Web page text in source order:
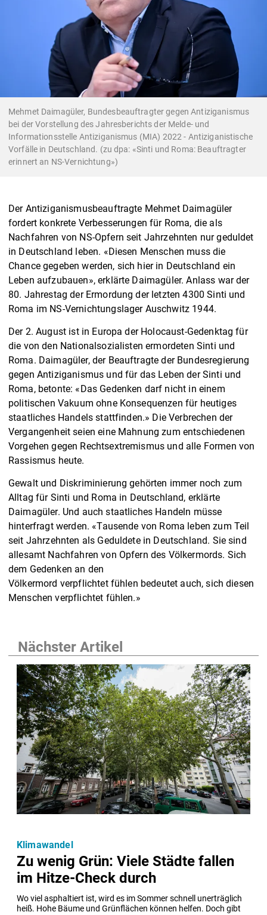
Mehmet Daimagüler, Bundesbeauftragter gegen Antiziganismus
bei der Vorstellung des Jahresberichts der Melde- und
Informationsstelle Antiziganismus (MIA) 2022 - Antiziganistische
Vorfälle in Deutschland. (zu dpa: «Sinti und Roma: Beauftragter
erinnert an NS-Vernichtung»)
Der Antiziganismusbeauftragte Mehmet Daimagüler
fordert konkrete Verbesserungen für Roma, die als
Nachfahren von NS-Opfern seit Jahrzehnten nur geduldet
in Deutschland leben. «Diesen Menschen muss die
Chance gegeben werden, sich hier in Deutschland ein
Leben aufzubauen», erklärte Daimagüler. Anlass war der
80. Jahrestag der Ermordung der letzten 4300 Sinti und
Roma im NS-Vernichtungslager Auschwitz 1944.
Der 2. August ist in Europa der Holocaust-Gedenktag für
die von den Nationalsozialisten ermordeten Sinti und
Roma. Daimagüler, der Beauftragte der Bundesregierung
gegen Antiziganismus und für das Leben der Sinti und
Roma, betonte: «Das Gedenken darf nicht in einem
politischen Vakuum ohne Konsequenzen für heutiges
staatliches Handels stattfinden.» Die Verbrechen der
Vergangenheit seien eine Mahnung zum entschiedenen
Vorgehen gegen Rechtsextremismus und alle Formen von
Rassismus heute.
Gewalt und Diskriminierung gehörten immer noch zum
Alltag für Sinti und Roma in Deutschland, erklärte
Daimagüler. Und auch staatliches Handeln müsse
hinterfragt werden. «Tausende von Roma leben zum Teil
seit Jahrzehnten als Geduldete in Deutschland. Sie sind
allesamt Nachfahren von Opfern des Völkermords. Sich
dem Gedenken an den
Völkermord verpflichtet fühlen bedeutet auch, sich diesen
Menschen verpflichtet fühlen.»
Nächster Artikel
Zu wenig Grün: Viele Städte fallen
im Hitze-Check durch
Wo viel asphaltiert ist, wird es im Sommer schnell unerträglich
heiß. Hohe Bäume und Grünflächen können helfen. Doch gibt
Klimawandel